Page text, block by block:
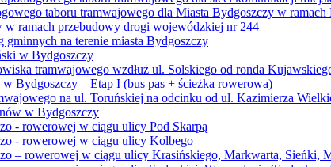
taboru tramwajowego dla Miasta Bydgoszczy w
ramach przebudowy drogi wojewódzkiej nr 244
na terenie miasta Bydgoszczy
w Bydgoszczy
tramwajowego wzdłuż ul. Solskiego od ronda
Bydgoszczy – Etap I (bus pas + ścieżka rowerowa)
na ul. Toruńskiej na odcinku od ul. Kazimierza
w Bydgoszczy
- rowerowej w ciągu ulicy Pod Skarpą
- rowerowej w ciągu ulicy Kolbego
– rowerowej w ciągu ulicy Krasińskiego, Markwarta, Sieńki,